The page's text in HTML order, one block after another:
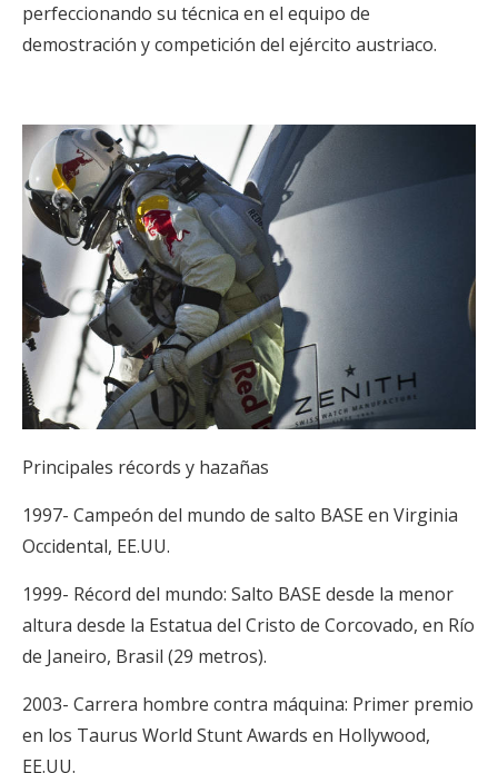
perfeccionando su técnica en el equipo de
demostración y competición del ejército austriaco.
Principales récords y hazañas
1997- Campeón del mundo de salto BASE en Virginia
Occidental, EE.UU.
1999- Récord del mundo: Salto BASE desde la menor
altura desde la Estatua del Cristo de Corcovado, en Río
de Janeiro, Brasil (29 metros).
2003- Carrera hombre contra máquina: Primer premio
en los Taurus World Stunt Awards en Hollywood,
EE.UU.